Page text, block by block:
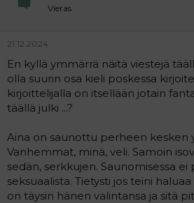
Vieras
21.12.2024
En kyllä ymmärrä näitä viestejä
olla suurin osa kieli poskessa
kirjoittelijalla on itsellään jotain
täällä julki ...?
Aina on saunottu perheen kesken
Vanhemmat, minä, veli. Samoin
sedän, serkkujen. Saunomisessa ei
seksuaalista. Tietysti jos teini
on täysin hänen valintansa ja sitä